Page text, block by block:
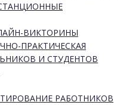
ВИКТОРИНЫ
ПРАКТИЧЕСКАЯ
И СТУДЕНТОВ
РАБОТНИКОВ